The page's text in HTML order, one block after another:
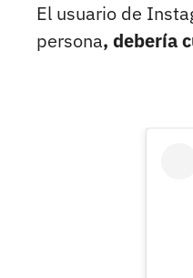
El usuario de
persona, debería